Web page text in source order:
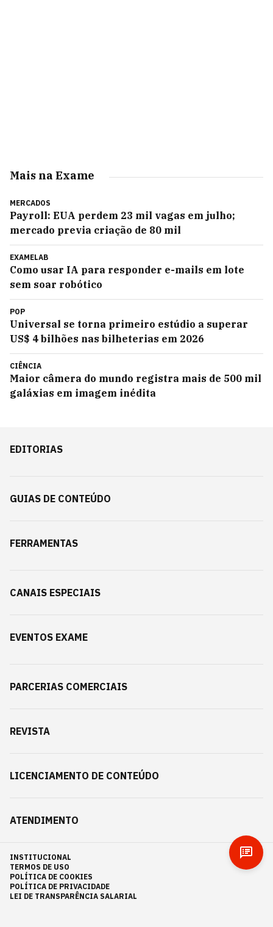
Mais na Exame
MERCADOS
Payroll: EUA perdem 23 mil vagas em julho;
mercado previa criação de 80 mil
EXAMELAB
Como usar IA para responder e-mails em lote
sem soar robótico
POP
Universal se torna primeiro estúdio a superar
US$ 4 bilhões nas bilheterias em 2026
CIÊNCIA
Maior câmera do mundo registra mais de 500 mil
galáxias em imagem inédita
EDITORIAS
GUIAS DE CONTEÚDO
FERRAMENTAS
CANAIS ESPECIAIS
EVENTOS EXAME
PARCERIAS COMERCIAIS
REVISTA
LICENCIAMENTO DE CONTEÚDO
ATENDIMENTO
INSTITUCIONAL
TERMOS DE USO
POLÍTICA DE COOKIES
POLÍTICA DE PRIVACIDADE
LEI DE TRANSPARÊNCIA SALARIAL